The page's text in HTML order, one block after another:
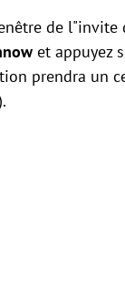
de l"invite
et appuyez
prendra un